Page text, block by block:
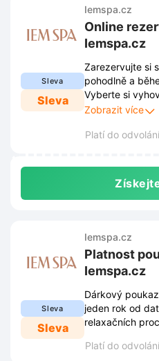
Sleva
Sleva
Iemspa.cz
Online
Iemspa.cz
Zarezervujte si
pohodlně a
Vyberte si
zajistěte si
Zobrazit více
Platí do odvolání
Sleva
Sleva
Iemspa.cz
Platnost
Iemspa.cz
Dárkový
jeden rok od
relaxačních
Platí do odvolání